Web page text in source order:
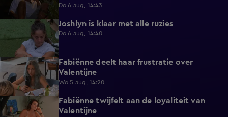
Do 6 aug, 14:43
Joshlyn is klaar met alle ruzies
Do 6 aug, 14:40
0:29
Fabiënne deelt haar frustratie over
Valentijne
Wo 5 aug, 14:20
0:58
Fabiënne twijfelt aan de loyaliteit van
Valentijne